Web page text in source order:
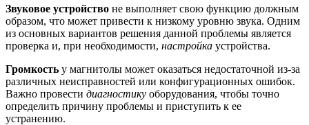
Звуковое устройство не выполняет свою функцию должным
образом, что может привести к низкому уровню звука. Одним
из основных вариантов решения данной проблемы является
проверка и, при необходимости, настройка устройства.
Громкость у магнитолы может оказаться недостаточной из-за
различных неисправностей или конфигурационных ошибок.
Важно провести диагностику оборудования, чтобы точно
определить причину проблемы и приступить к ее
устранению.